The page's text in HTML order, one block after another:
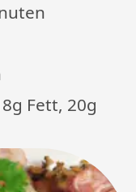
Fett, 20g